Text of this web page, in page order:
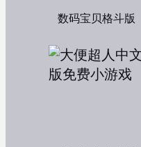
数码宝贝格斗版